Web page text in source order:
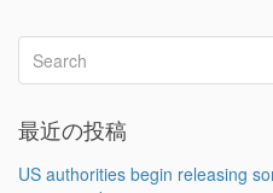
最近の投稿
US authorities begin releasing